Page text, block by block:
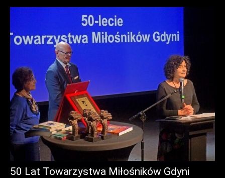
50 Lat Towarzystwa Miłośników Gdyni